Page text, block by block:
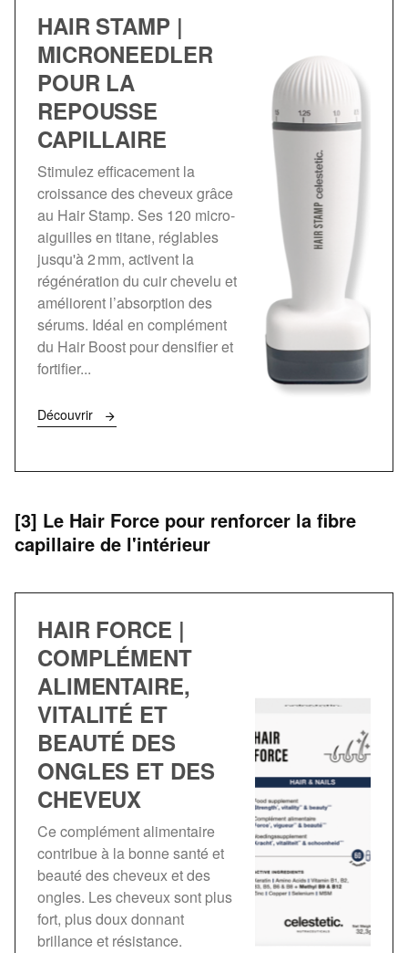
HAIR STAMP |
MICRONEEDLER
POUR LA
REPOUSSE
CAPILLAIRE
Stimulez efficacement la
croissance des cheveux grâce
au Hair Stamp. Ses 120 micro-
aiguilles en titane, réglables
jusqu'à 2 mm, activent la
régénération du cuir chevelu et
améliorent l’absorption des
sérums. Idéal en complément
du Hair Boost pour densifier et
fortifier...
Découvrir
[3] Le Hair Force pour renforcer la fibre
capillaire de l'intérieur
HAIR FORCE |
COMPLÉMENT
ALIMENTAIRE,
VITALITÉ ET
BEAUTÉ DES
ONGLES ET DES
CHEVEUX
Ce complément alimentaire
contribue à la bonne santé et
beauté des cheveux et des
ongles. Les cheveux sont plus
fort, plus doux donnant
brillance et résistance.